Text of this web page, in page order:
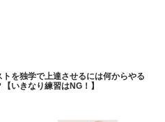
トを独学で上達させるには何からやる
いきなり練習はNG！】